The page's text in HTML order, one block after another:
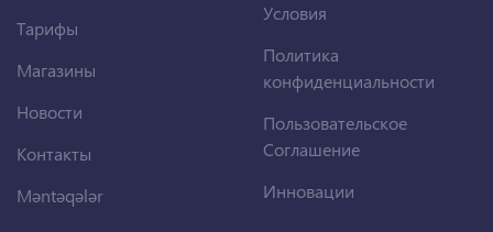
Тарифы
Магазины
Новости
Контакты
Məntəqələr
Условия
Политика
конфиденциальности
Пользовательское
Соглашение
Инновации